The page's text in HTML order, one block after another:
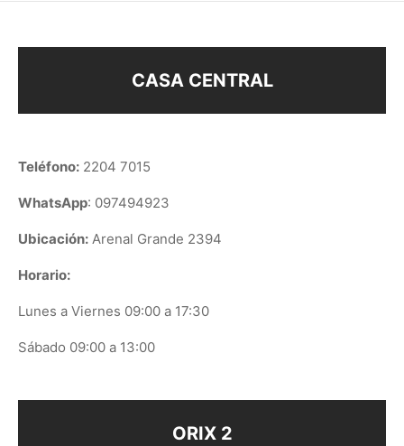
CASA CENTRAL
Teléfono: 2204 7015
WhatsApp: 097494923
Ubicación: Arenal Grande 2394
Horario:
Lunes a Viernes 09:00 a 17:30
Sábado 09:00 a 13:00
ORIX 2